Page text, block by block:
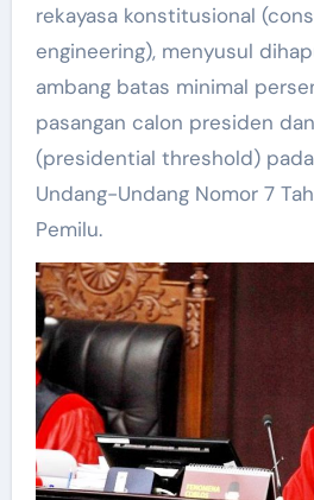
rekayasa konstitusional
engineering), menyusul
ambang batas minimal
pasangan calon presiden
(presidential threshold)
Undang-Undang Nomor 7
Pemilu.